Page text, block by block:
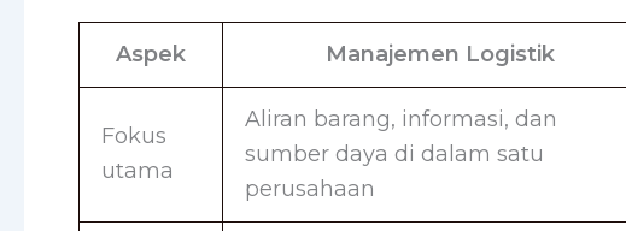
Aspek Manajemen Logistik
Fokus
utama
Aliran barang, informasi, dan
sumber daya di dalam satu
perusahaan